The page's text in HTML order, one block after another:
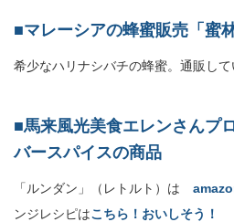
■マレーシアの蜂蜜販売「蜜林
希少なハリナシバチの蜂蜜。通販して
■馬来風光美食エレンさん
バースパイスの商品
「ルンダン」（レトルト）は
ンジレシピはこちら！おいしそう！